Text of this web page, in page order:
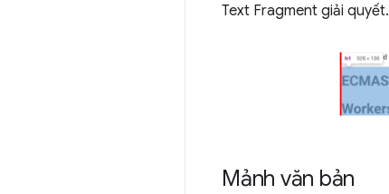
Text Fragment giải quyết.
Mảnh văn bản